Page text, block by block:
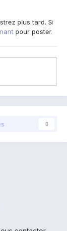
plus tard. Si
pour poster.
0